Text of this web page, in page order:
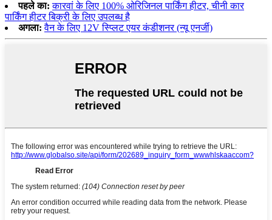
पहले का: कारवां के लिए 100% ओरिजिनल पार्किंग हीटर, चीनी कार
पार्किंग हीटर बिक्री के लिए उपलब्ध है
अगला: वैन के लिए 12V स्प्लिट एयर कंडीशनर (न्यू एनर्जी)